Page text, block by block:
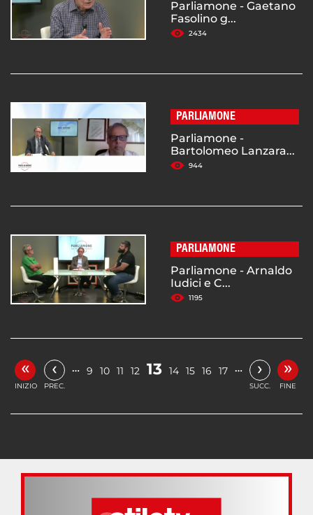
Parliamone - Gaetano
Fasolino g...
2434
PARLIAMONE
Parliamone -
Bartolomeo Lanzara...
944
PARLIAMONE
Parliamone - Arnaldo
Iudici e C...
1195
«
INIZIO
‹
PREC.
… 9 10 11 12 13 14 15 16 17 … ›
SUCC.
»
FINE